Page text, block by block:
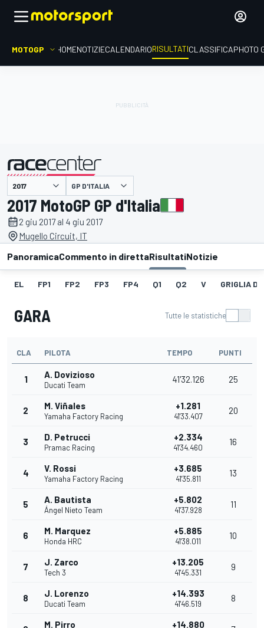
MOTOGP HOMENOTIZIECALENDARIORISULTATICLASSIFICAPHOTO
presentato da GP D'ITALIA
2017 MotoGP GP d'Italia
2 giu 2017 al 4 giu 2017
Mugello Circuit, IT
PanoramicaCommento in direttaRisultatiNotizie
EL FP1 FP2 FP3 FP4 Q1 Q2 V GRIGLIA DI
GARA Tutte le statistiche
CLA PILOTA TEMPO PUNTI
1 A. Dovizioso
Ducati Team
41'32.126 25
2 M. Viñales
Yamaha Factory Racing
+1.281
41'33.407
20
3 D. Petrucci
Pramac Racing
+2.334
41'34.460
16
4 V. Rossi
Yamaha Factory Racing
+3.685
41'35.811
13
5 A. Bautista
Ángel Nieto Team
+5.802
41'37.928
11
6 M. Marquez
Honda HRC
+5.885
41'38.011
10
7 J. Zarco
Tech 3
+13.205
41'45.331
9
8 J. Lorenzo
Ducati Team
+14.393
41'46.519
8
M. Pirro +14.880